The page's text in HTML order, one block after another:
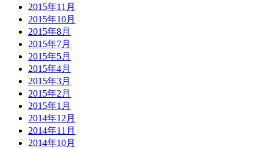
2015年11月
2015年10月
2015年8月
2015年7月
2015年5月
2015年4月
2015年3月
2015年2月
2015年1月
2014年12月
2014年11月
2014年10月